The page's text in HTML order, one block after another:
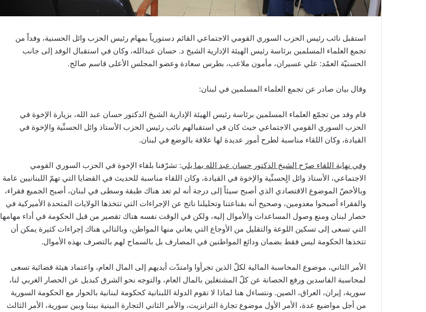
استقبل نائب رئيس الحزب السوري القومي الاجتماعي القائم دستورياً بمهام رئيس الحزب وائل الحسنية، وفداً من
تجمع العلماء المسلمين برئاسة رئيس الهيئة الإدارية الشيخ د. حسان عبدالله، وكان في استقبال الوفد إلى جانب
الحسنيّة العمُد: علي عسيران، مأمون ملاعب، بطرس سعادة وعضو المجلس الأعلى قاسم صالح.
وقال بيان صادر عن تجمع العلماء المسلمين في لبنان:
قام وفد من تجمّع العلماء المسلمين برئاسة رئيس الهيئة الإدارية الشيخ الدكتور حسان عبد الله، بزيارة الإخوة في
الحزب السوري القومي الاجتماعي حيث كان في استقبالهم نائب رئيس الحزب الأستاذ وائل الحسنِّية والإخوة في
القيادة، وكان اللقاء مناسبة لطرح أمور عديدة لها علاقة بالوضع في لبنان.
وفي نهاية اللقاء صرّح الشيخ الدكتور حسان عبد الله بما يلي: تشرّفنا بلقاء الإخوة في الحزب السوري القومي
الاجتماعي، الأستاذ وائل الٍحسنِّية والإخوة في القيادة، وكان اللقاء مناسبة للحديث في القضايا التي تهمّ اللبنانيين عامة
وبالأخصّ الموضوع الاقتصادي الذي أصبح سيئاً إلى درجة أنه لم تعد هناك طبقة وسطى في لبنان، أصبح الجميع فقراء،
والفقراء أصبحوا معدومين، وصحيح أنه بقناعتنا وتحليلنا ناتج عن الإجراءات التي تتخذها الولايات المتحدة الأميركية في
حصار لبنان ومنع وصول المساعدات والأموال إليه، ولكن في الوقت نفسه هناك تقصير من قبل الحكومة في أداء مهامها
التي تسعى إلى تسكين اللوعة والتقليل من الأوجاع التي يعاني منها المواطن، وبالتالي هناك إجراءات كثيرة يمكن أن
تتخذها الحكومة ليس فقط بضمان ودائع المواطنين في المصارف بل بالسماح لهم بالتصرف بهذه الأموال.
الأمر الثاني، موضوع المحاسبة المالية لكلّ الذين تجرأوا وامتدّت أيديهم إلى المال العام، واعتماد هيئة قضائية تسعى
لمحاسبة الفاسدين ورفع الحصانة عن كلّ المشتغلين بالمال العام، والتوجه نحو الشرق كبديل عن الحصار الغربي لنا،
سورية، إيران، العراق، الصين. ونتساءل هنا لماذا لا تقوم الدولة اللبنانية كحكومة لبنانية بالحوار مع الحكومة السورية
من أجل مواضيع عدة، الأمر الأول موضوع تجارة الترانزيت، والأمر الثاني التجارة البينية بيننا وبين سورية، الأمر الثالث